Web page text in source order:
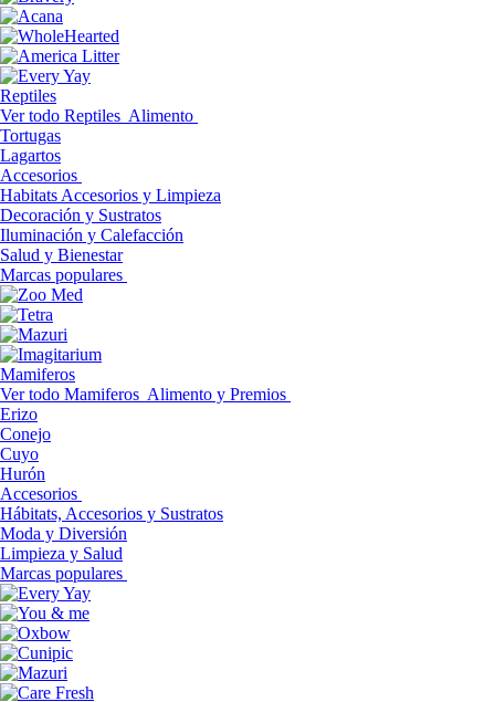
Reptiles
Ver todo Reptiles Alimento
Tortugas
Lagartos
Accesorios
Habitats Accesorios y Limpieza
Decoración y Sustratos
Iluminación y Calefacción
Salud y Bienestar
Marcas populares
Mamiferos
Ver todo Mamiferos Alimento y Premios
Erizo
Conejo
Cuyo
Hurón
Accesorios
Hábitats, Accesorios y Sustratos
Moda y Diversión
Limpieza y Salud
Marcas populares